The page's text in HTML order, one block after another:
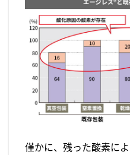
僅かに、残った酸素に